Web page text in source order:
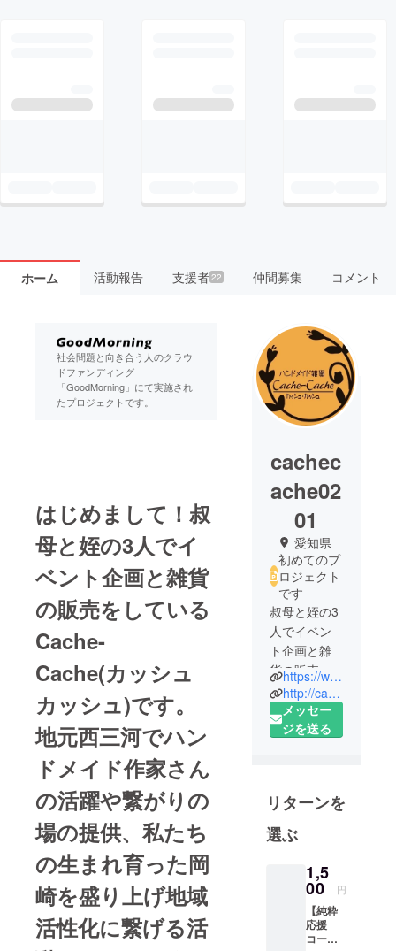
ホーム 活動報告 支援者22 仲間募集 コメント
社会問題と向き合う人のクラウ
ドファンディング
「GoodMorning」にて実施され
たプロジェクトです。
はじめまして！叔
母と姪の3人でイ
ベント企画と雑貨
の販売をしている
Cache-
Cache(カッシュ
カッシュ)です。
地元西三河でハン
ドメイド作家さん
の活躍や繋がりの
場の提供、私たち
の生まれ育った岡
崎を盛り上げ地域
活性化に繋げる活
cachec
ache02
01
愛知県
初めてのプ
ロジェクト
です
叔母と姪の3
人でイベン
ト企画と雑
貨の販売を
している
Cache-
Cache(カッ
でハンドメ
イド作家さ
んの活躍や
繋がりの場
の提供、私
たちの生ま
れ育った岡
崎を盛り上
https://www.instagram.com/okamarche
http://cachecache0201.com/
メッセー
ジを送る
リターンを
選ぶ
1,5
00 円
【純粋
応援
コー